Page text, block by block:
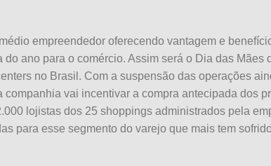
empreendedor oferecendo vantagem e
do ano para o comércio. Assim será o Dia das Mães
no Brasil. Com a suspensão das operações
companhia vai incentivar a compra antecipada dos
lojistas dos 25 shoppings administrados pela
para esse segmento do varejo que mais tem